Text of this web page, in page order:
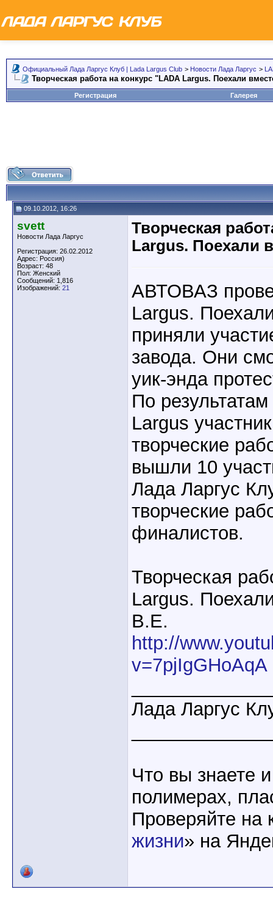
Официальный Лада Ларгус Клуб | Lada Largus Club > Новости Лада Ларгус >
Творческая работа на конкурс "LADA Largus. Поехали
Регистрация Галерея
09.10.2012, 16:26
svett
Новости Лада Ларгус
Регистрация: 26.02.2012
Адрес: Россия)
Возраст: 48
Пол: Женский
Сообщений: 1,816
Изображений: 21
Творческая
Largus. Поехали
АВТОВАЗ
Largus.
приняли
завода. Они
уик-энда
По
Largus
творческие
вышли 10
Лада Ларгус
творческие
финалистов.
Творческая
Largus.
В.Е.
http://
v=7pjIgGHoAqA
Лада Ларгус
Что вы знаете
полимерах,
Проверяйте на
жизни» на